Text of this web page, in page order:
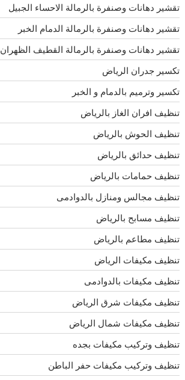
تقشير دهانات وصنفرة بالرمالة الاحساء الجبيل
تقشير دهانات وصنفرة بالرمالة الدمام الخبر
تقشير دهانات وصنفرة بالرمالة القطيف الظهران
تكسير جدران الرياض
تكسير وترميم بالدمام و الخبر
تنظيف افران الغاز بالرياض
تنظيف الحوش بالرياض
تنظيف حدائق بالرياض
تنظيف حمامات بالرياض
تنظيف مجالس ومنازل بالدوادمى
تنظيف مسابح بالرياض
تنظيف مطاعم بالرياض
تنظيف مكيفات الرياض
تنظيف مكيفات بالدوادمى
تنظيف مكيفات شرق الرياض
تنظيف مكيفات شمال الرياض
تنظيف وتركيب مكيفات بجده
تنظيف وتركيب مكيفات حفر الباطن